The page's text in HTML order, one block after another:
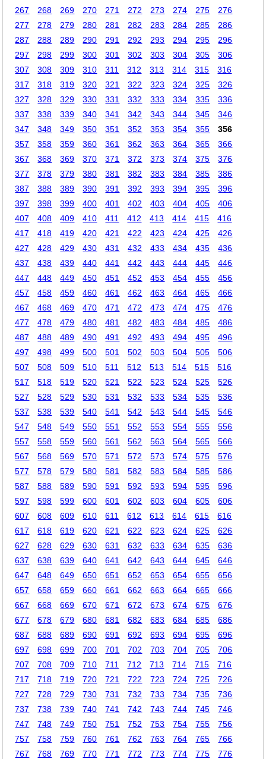
267 268 269 270 271 272 273 274 275
276
277
278 279 280 281 282 283 284 285
286
287
288 289 290 291 292 293 294 295
296
297
298 299 300 301 302 303 304 305
306
307
308 309 310 311 312 313 314 315
316
317
318 319 320 321 322 323 324 325
326
327
328 329 330 331 332 333 334 335
336
337
338 339 340 341 342 343 344 345
346
347
348 349 350 351 352 353 354 355
356
357
358 359 360 361 362 363 364 365
366
367
368 369 370 371 372 373 374 375
376
377
378 379 380 381 382 383 384 385
386
387
388 389 390 391 392 393 394 395
396
397
398 399 400 401 402 403 404 405
406
407
408 409 410 411 412 413 414 415
416
417
418 419 420 421 422 423 424 425
426
427
428 429 430 431 432 433 434 435
436
437
438 439 440 441 442 443 444 445
446
447
448 449 450 451 452 453 454 455
456
457
458 459 460 461 462 463 464 465
466
467
468 469 470 471 472 473 474 475
476
477
478 479 480 481 482 483 484 485
486
487
488 489 490 491 492 493 494 495
496
497
498 499 500 501 502 503 504 505
506
507
508 509 510 511 512 513 514 515
516
517
518 519 520 521 522 523 524 525
526
527
528 529 530 531 532 533 534 535
536
537
538 539 540 541 542 543 544 545
546
547
548 549 550 551 552 553 554 555
556
557
558 559 560 561 562 563 564 565
566
567
568 569 570 571 572 573 574 575
576
577
578 579 580 581 582 583 584 585
586
587
588 589 590 591 592 593 594 595
596
597
598 599 600 601 602 603 604 605
606
607
608 609 610 611 612 613 614 615
616
617
618 619 620 621 622 623 624 625
626
627
628 629 630 631 632 633 634 635
636
637
638 639 640 641 642 643 644 645
646
647
648 649 650 651 652 653 654 655
656
657
658 659 660 661 662 663 664 665
666
667
668 669 670 671 672 673 674 675
676
677
678 679 680 681 682 683 684 685
686
687
688 689 690 691 692 693 694 695
696
697
698 699 700 701 702 703 704 705
706
707
708 709 710 711 712 713 714 715
716
717
718 719 720 721 722 723 724 725
726
727
728 729 730 731 732 733 734 735
736
737
738 739 740 741 742 743 744 745
746
747
748 749 750 751 752 753 754 755
756
757
758 759 760 761 762 763 764 765
766
767
768 769 770 771 772 773 774 775
776